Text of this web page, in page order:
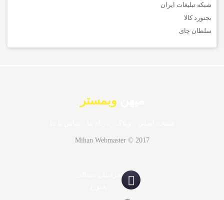
شبکه تبلیغات ایران
بجنورد کالا
سلطان چای
وبمستر
Mihan Webmaster © 2017